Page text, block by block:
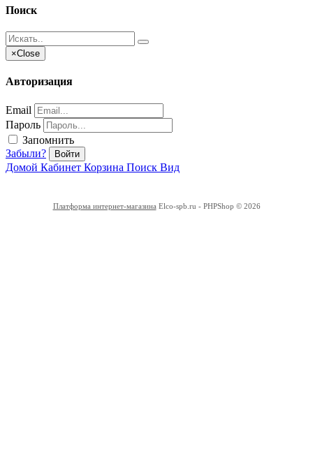
Поиск
×Close
Авторизация
Email
Пароль
Запомнить
Забыли?
Войти
Домой Кабинет Корзина Поиск Вид
Платформа интернет-магазина Elco-spb.ru - PHPShop © 2026